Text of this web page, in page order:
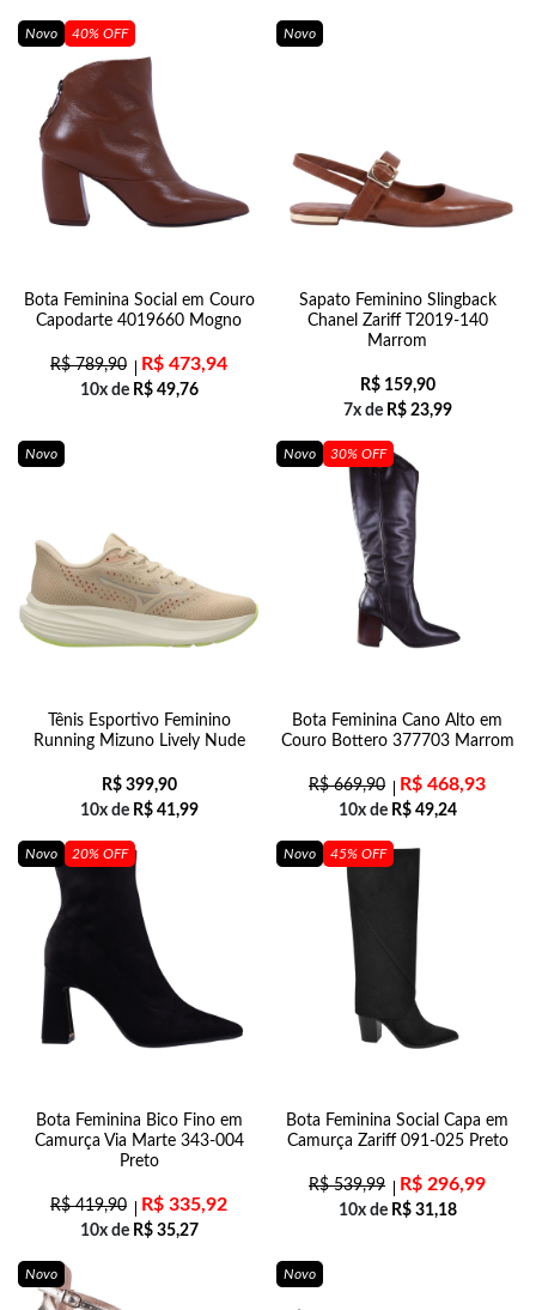
Novo 40% OFF
Bota Feminina Social em Couro
Capodarte 4019660 Mogno
R$789,90 R$ 473,94
10x de R$49,76
Novo
Sapato Feminino Slingback
Chanel Zariff T2019-140
Marrom
R$159,90
7x de R$23,99
Novo
Tênis Esportivo Feminino
Running Mizuno Lively Nude
R$399,90
10x de R$41,99
Novo 30% OFF
Bota Feminina Cano Alto em
Couro Bottero 377703 Marrom
R$669,90 R$ 468,93
10x de R$49,24
Novo 20% OFF
Bota Feminina Bico Fino em
Camurça Via Marte 343-004
Preto
R$419,90 R$ 335,92
10x de R$35,27
Novo 45% OFF
Bota Feminina Social Capa em
Camurça Zariff 091-025 Preto
R$539,99 R$ 296,99
10x de R$31,18
Novo Novo